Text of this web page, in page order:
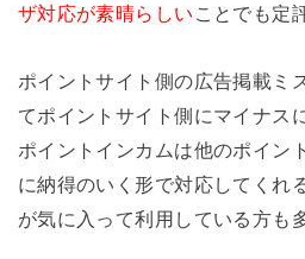
ザ対応が素晴らしい ことでも定
ポイントサイト側の広告掲載ミ
てポイントサイト側にマイナス
ポイントインカムは他のポイン
に納得のいく形で対応してくれ
が気に入って利用している方も